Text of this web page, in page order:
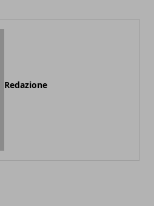
Redazione